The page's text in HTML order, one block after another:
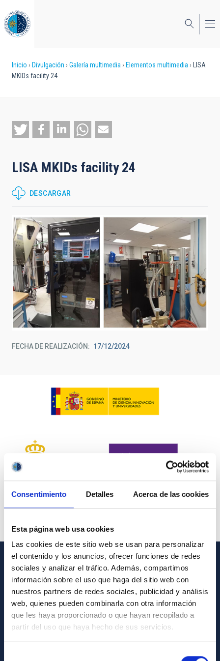
Consentimiento Detalles Acerca de las cookies
Esta página web usa cookies
Las cookies de este sitio web se usan para personalizar
el contenido y los anuncios, ofrecer funciones de redes
sociales y analizar el tráfico. Además, compartimos
información sobre el uso que haga del sitio web con
nuestros partners de redes sociales, publicidad y análisis
web, quienes pueden combinarla con otra información
que les haya proporcionado o que hayan recopilado a
partir del uso que haya hecho de sus servicios.
al
contenido
principal
Sobrescribir
enlaces
ayuda
a
navegación
Inicio Divulgación Galería multimedia Elementos multimedia
LISA
MKIDs facility 24
LISA MKIDs facility 24
DESCARGAR
FECHA DE REALIZACIÓN 17/12/2024
INFORMACIÓN GENERAL
Contacto
Cómo llegar al IAC
Directorio de personal
Biblioteca